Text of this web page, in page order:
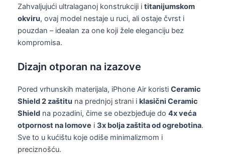
Zahvaljujući ultralaganoj konstrukciji i titanijumskom
okviru, ovaj model nestaje u ruci, ali ostaje čvrst i
pouzdan – idealan za one koji žele eleganciju bez
kompromisa.
Dizajn otporan na izazove
Pored vrhunskih materijala, iPhone Air koristi Ceramic
Shield 2 zaštitu na prednjoj strani i klasični Ceramic
Shield na pozadini, čime se obezbjeđuje do 4x veća
otpornost na lomove i 3x bolja zaštita od ogrebotina.
Sve to u kućištu koje odiše minimalizmom i
preciznošću.